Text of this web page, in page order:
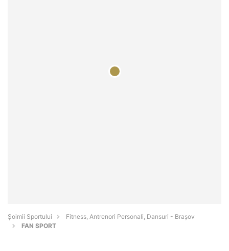
Șoimii Sportului
Fitness, Antrenori Personali, Dansuri - Braşov
FAN SPORT